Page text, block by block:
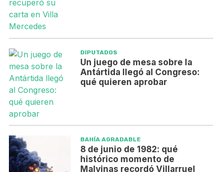
DIPUTADOS
Un juego de mesa sobre la
Antártida llegó al Congreso:
qué quieren aprobar
BAHÍA AGRADABLE
8 de junio de 1982: qué
histórico momento de
Malvinas recordó Villarruel